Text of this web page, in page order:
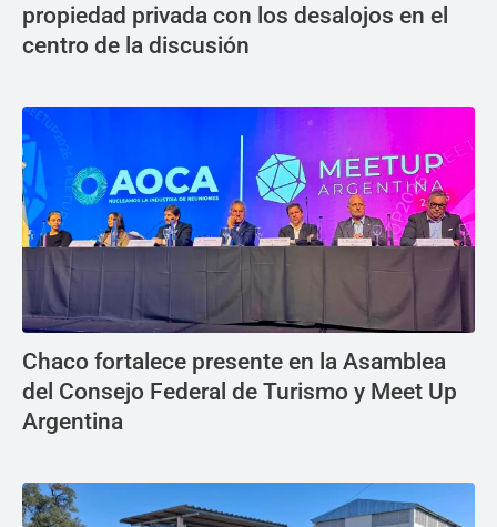
propiedad privada con los desalojos en el
centro de la discusión
Chaco fortalece presente en la Asamblea
del Consejo Federal de Turismo y Meet Up
Argentina